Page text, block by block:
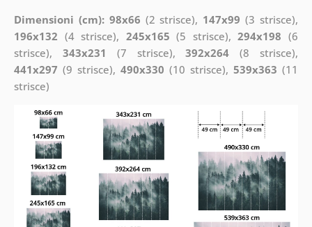
Dimensioni (cm): 98x66 (2 strisce), 147x99 (3 strisce),
196x132 (4 strisce), 245x165 (5 strisce),294x198 (6
strisce), 343x231 (7 strisce),392x264 (8 strisce),
441x297 (9 strisce), 490x330 (10 strisce),539x363 (11
strisce)